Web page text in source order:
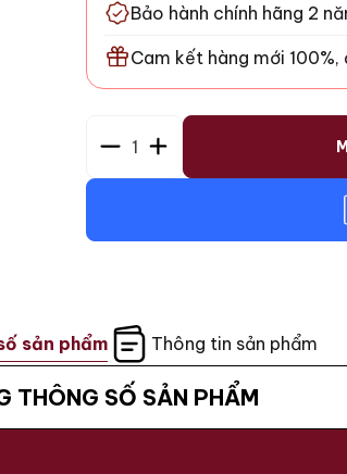
Bảo hành chính hãng 2
Cam kết hàng mới 100%,
1
sản phẩm Thông tin sản phẩm
THÔNG SỐ SẢN PHẨM